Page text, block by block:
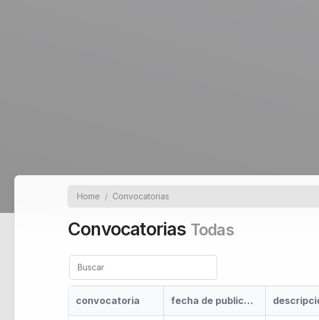
Home Convocatorias
Convocatorias Todas
convocatoria fecha de publicación